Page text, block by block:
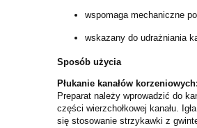
wspomaga mechaniczne
wskazany do udrażniania
Sposób użycia
Płukanie kanałów korzeniowych:
Preparat należy wprowadzić do
części wierzchołkowej kanału.
się stosowanie strzykawki z